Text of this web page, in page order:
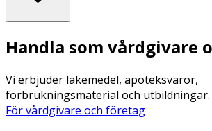
Handla som vårdgivare
Vi erbjuder läkemedel, apoteksvaror,
förbrukningsmaterial och utbildningar.
För vårdgivare och företag